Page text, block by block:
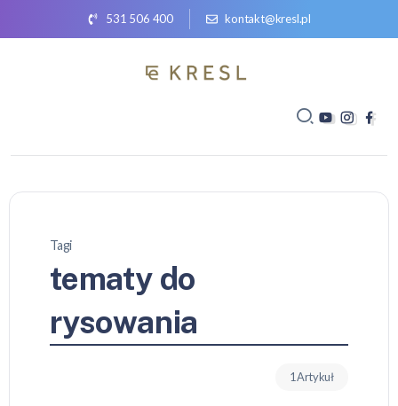
531 506 400 kontakt@kresl.pl
Tagi
tematy do
rysowania
1 Artykuł